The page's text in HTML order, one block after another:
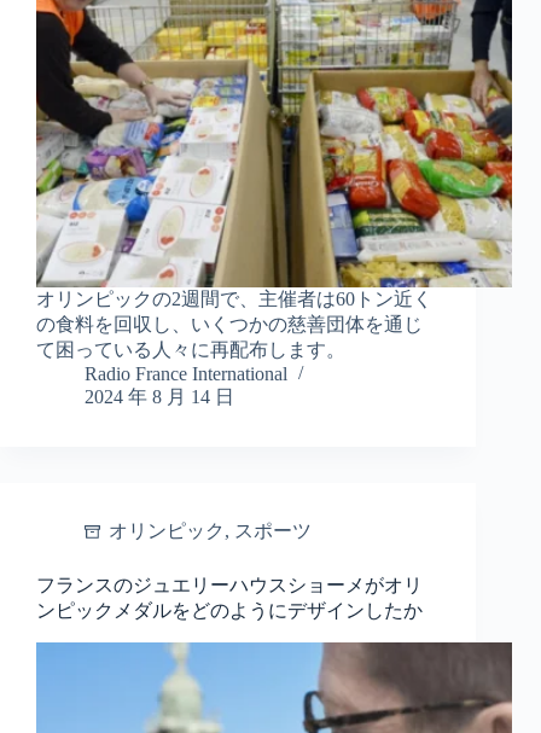
オリンピックの2週間で、主催者は60トン近く
の食料を回収し、いくつかの慈善団体を通じ
て困っている人々に再配布します。
Radio France International
2024 年 8 月 14 日
オリンピック , スポーツ
フランスのジュエリーハウスショーメがオリ
ンピックメダルをどのようにデザインしたか